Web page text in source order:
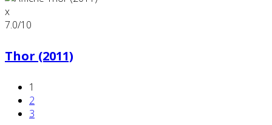
x
7.0/10
Thor (2011)
1
2
3